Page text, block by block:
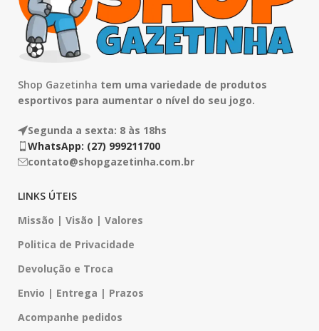
Shop Gazetinha tem uma variedade de produtos
esportivos para aumentar o nível do seu jogo.
Segunda a sexta: 8 às 18hs
WhatsApp: (27) 999211700
contato@shopgazetinha.com.br
LINKS ÚTEIS
Missão | Visão | Valores
Politica de Privacidade
Devolução e Troca
Envio | Entrega | Prazos
Acompanhe pedidos